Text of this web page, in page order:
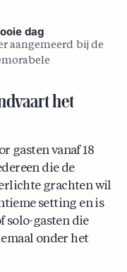
dag
aangemeerd bij de
het
gasten vanaf 18
die de
grachten wil
setting en is
solo-gasten die
onder het